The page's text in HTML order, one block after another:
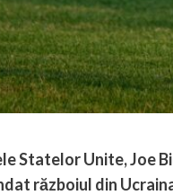
Statelor Unite, Joe
războiul din